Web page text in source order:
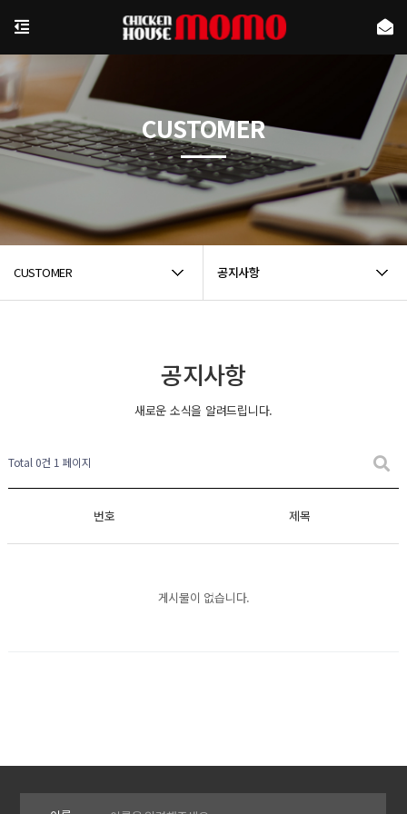
CUSTOMER 공지사항
CUSTOMER
공지사항
새로운 소식을 알려드립니다.
Total 0건 1 페이지
번호 제목
게시물이 없습니다.